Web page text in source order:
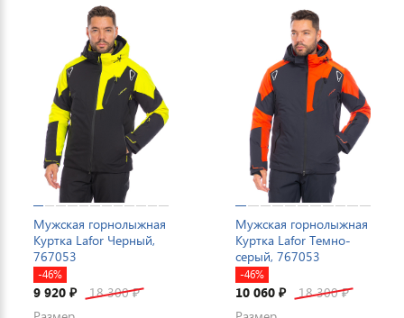
Мужская горнолыжная
Куртка Lafor Черный,
767053
-46%
9 920 ₽ 18 300₽
Мужская горнолыжная
Куртка Lafor Темно-
серый, 767053
-46%
10 060 ₽ 18 300₽